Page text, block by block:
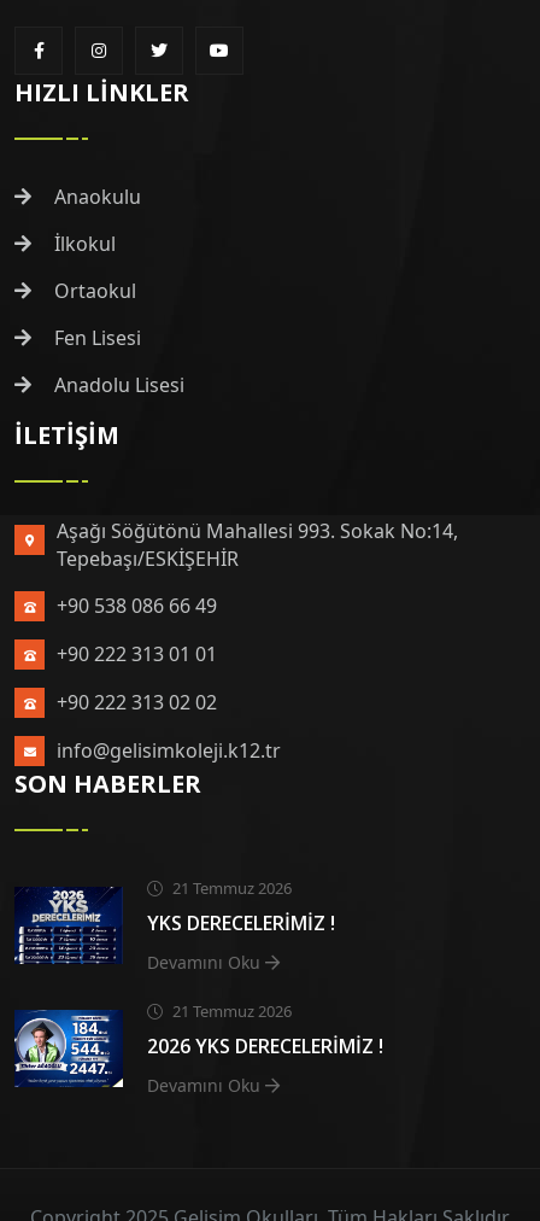
HIZLI LINKLER
Anaokulu
İlkokul
Ortaokul
Fen Lisesi
Anadolu Lisesi
İLETIŞIM
Aşağı Söğütönü Mahallesi 993. Sokak No:14,
Tepebaşı/ESKİŞEHİR
+90 538 086 66 49
+90 222 313 01 01
+90 222 313 02 02
info@gelisimkoleji.k12.tr
SON HABERLER
21 Temmuz 2026
YKS DERECELERİMİZ !
Devamını Oku
21 Temmuz 2026
2026 YKS DERECELERİMİZ !
Devamını Oku